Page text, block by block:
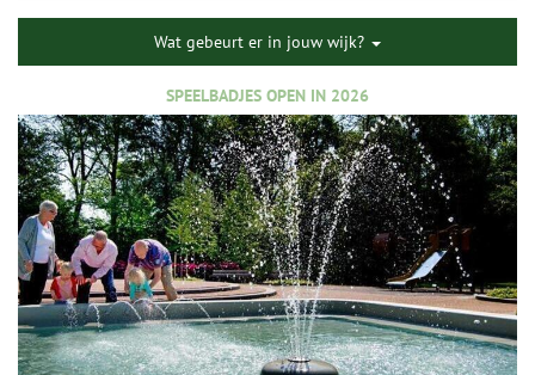
Wat gebeurt er in jouw wijk?
SPEELBADJES OPEN IN 2026